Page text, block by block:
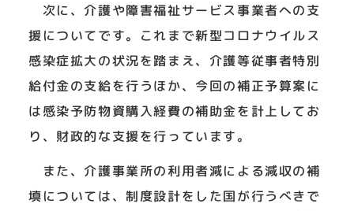
次に、介護や障害福祉サービス事業者への支
援についてです。これまで新型コロナウイルス
感染症拡大の状況を踏まえ、介護等従事者特別
給付金の支給を行うほか、今回の補正予算案に
は感染予防物資購入経費の補助金を計上してお
り、財政的な支援を行っています。
また、介護事業所の利用者減による減収の補
填については、制度設計をした国が行うべきで